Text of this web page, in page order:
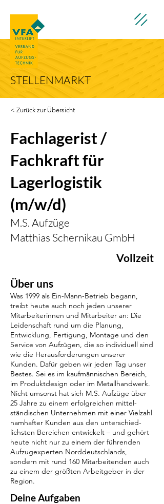
STELLENMARKT
< Zurück zur Übersicht
Fachlagerist /
Fachkraft für
Lagerlogistik
(m/w/d)
M.S. Aufzüge
Matthias Schernikau GmbH
Vollzeit
Über uns
Was 1999 als Ein-Mann-Betrieb begann,
treibt heute auch noch jeden unserer
Mitarbeiterinnen und Mitarbeiter an: Die
Leidenschaft rund um die Planung,
Entwicklung, Fertigung, Montage und den
Service von Aufzügen, die so individuell sind
wie die Heraus­forderungen unserer
Kunden. Dafür geben wir jeden Tag unser
Bestes. Sei es im kauf­männischen Bereich,
im Produkt­design oder im Metall­handwerk.
Nicht umsonst hat sich M.S. Aufzüge über
25 Jahre zu einem erfolg­reichen mittel­
ständischen Unternehmen mit einer Vielzahl
namhafter Kunden aus den unter­schied­
lichsten Bereichen entwickelt – und gehört
heute nicht nur zu einem der führenden
Aufzug­experten Nord­deutschlands,
sondern mit rund 160 Mitarbeitenden auch
zu einem der größten Arbeitgeber in der
Region.
Deine Aufgaben